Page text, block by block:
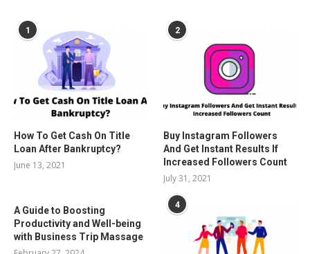
1
How To Get Cash On Title
Loan After Bankruptcy?
June 13, 2021
2
Buy Instagram Followers
And Get Instant Results If
Increased Followers Count
July 31, 2021
A Guide to Boosting
Productivity and Well-being
with Business Trip Massage
4